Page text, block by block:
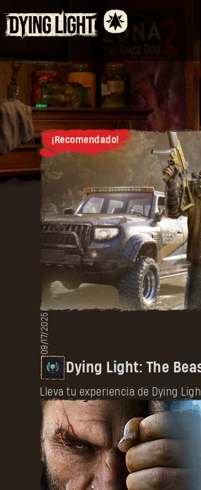
09/17/2025
Dying Light: The
Lleva tu experiencia de Dying
¡Recomendado!